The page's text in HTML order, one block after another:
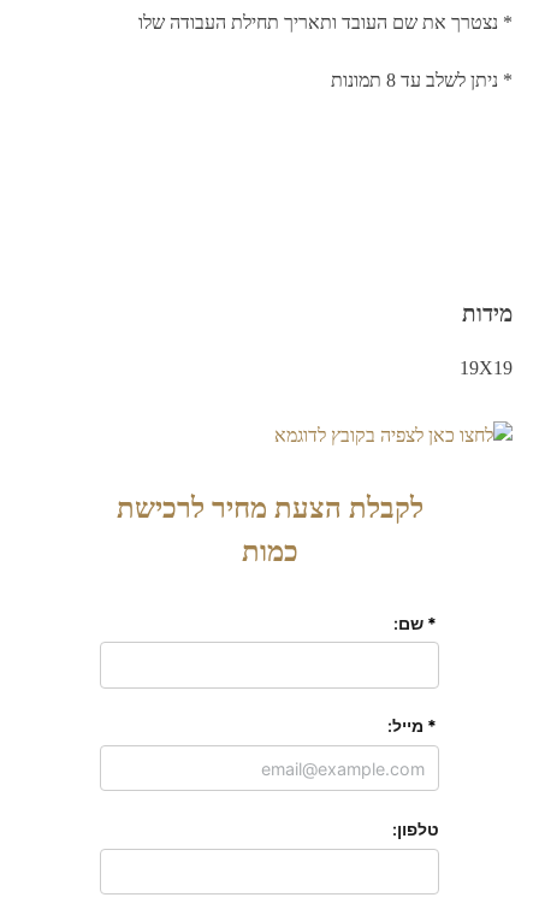
* נצטרך את שם העובד ותאריך תחילת העבודה שלו
* ניתן לשלב עד 8 תמונות
מידות
19X19
לקבלת הצעת מחיר לרכישת
כמות
* שם:
* מייל:
טלפון: